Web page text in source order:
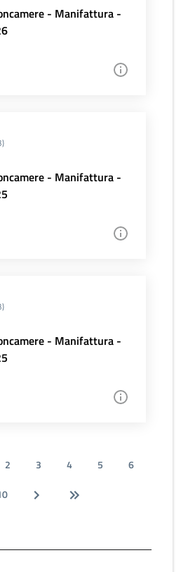
- Manifattura -
- Manifattura -
- Manifattura -
2 3 4 5
6